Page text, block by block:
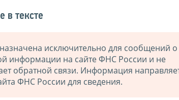
в тексте
исключительно для сообщений о
информации на сайте ФНС России и не
обратной связи. Информация
ФНС России для сведения.